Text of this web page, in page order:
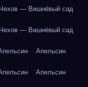
— Вишнёвый сад
— Вишнёвый сад
Апельсин
Апельсин